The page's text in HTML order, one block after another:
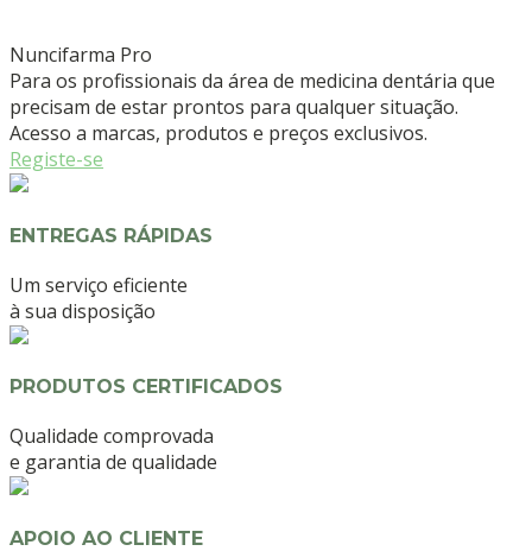
Nuncifarma Pro
Para os profissionais da área de medicina dentária que
precisam de estar prontos para qualquer situação.
Acesso a marcas, produtos e preços exclusivos.
Registe-se
ENTREGAS RÁPIDAS
Um serviço eficiente
à sua disposição
PRODUTOS CERTIFICADOS
Qualidade comprovada
e garantia de qualidade
APOIO AO CLIENTE